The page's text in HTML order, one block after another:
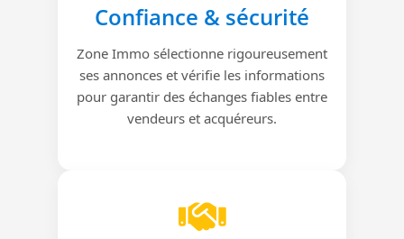
Confiance & sécurité
Zone Immo sélectionne rigoureusement
ses annonces et vérifie les informations
pour garantir des échanges fiables entre
vendeurs et acquéreurs.